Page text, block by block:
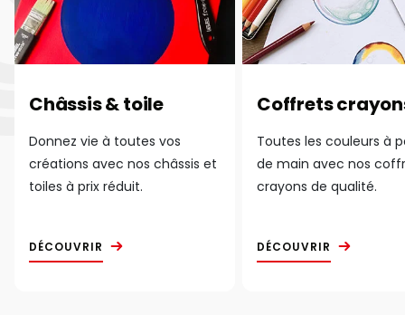
Châssis & toile
Donnez vie à toutes vos
créations avec nos châssis et
toiles à prix réduit.
DÉCOUVRIR
Coffrets
Toutes les couleurs à
de main avec nos
crayons de qualité.
DÉCOUVRIR